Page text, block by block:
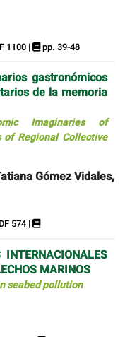
1100 | pp. 39-48
gastronómicos
de la memoria
Imaginaries of
of Regional Collective
Gómez Vidales,
574 |
MARINOS
seabed pollution